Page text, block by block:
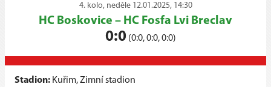
4. kolo, neděle 12.01.2025, 14:30
HC Boskovice – HC Fosfa Lvi Breclav
0:0 (0:0, 0:0, 0:0)
Stadion: Kuřim, Zimní stadion